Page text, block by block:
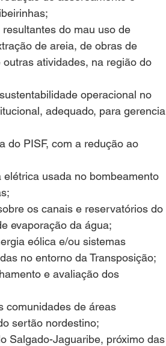
do mau uso de
de areia, de obras de
atividades, na região do
operacional no
adequado, para
do PISF, com a redução ao
usada no bombeamento
os canais e reservatórios do
evaporação da água;
eólica e/ou sistemas
no entorno da Transposição;
e avaliação dos
comunidades de áreas
sertão nordestino;
Salgado-Jaguaribe, próximo das